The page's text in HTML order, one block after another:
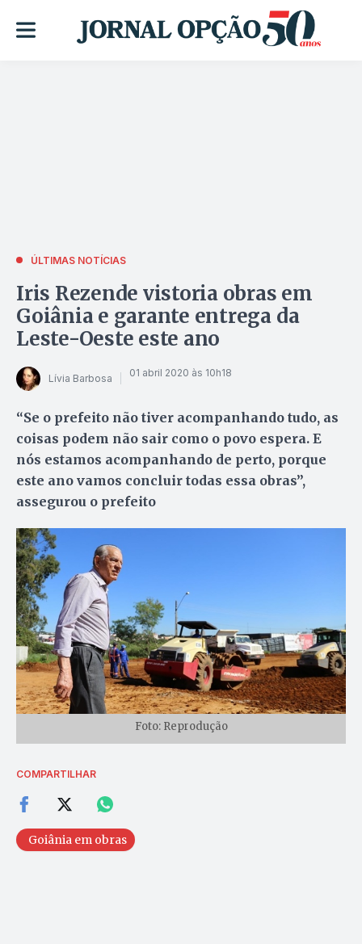
ÚLTIMAS NOTÍCIAS
Iris Rezende vistoria obras em
Goiânia e garante entrega da
Leste-Oeste este ano
Lívia Barbosa 01 abril 2020 às 10h18
“Se o prefeito não tiver acompanhando tudo, as
coisas podem não sair como o povo espera. E
nós estamos acompanhando de perto, porque
este ano vamos concluir todas essa obras”,
assegurou o prefeito
Foto: Reprodução
COMPARTILHAR
Goiânia em obras